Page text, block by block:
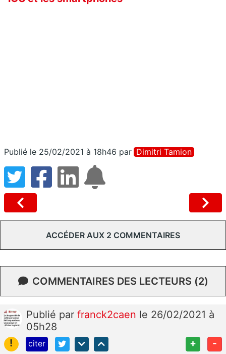
Publié le 25/02/2021 à 18h46 par Dimitri Tamion
ACCÉDER AUX 2 COMMENTAIRES
COMMENTAIRES DES LECTEURS (2)
Publié par franck2caen le 26/02/2021 à
05h28
!
citer + -